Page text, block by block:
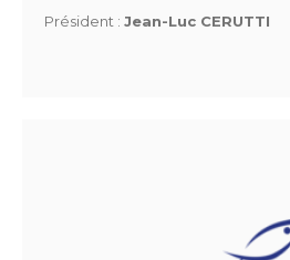
Président : Jean-Luc CERUTTI